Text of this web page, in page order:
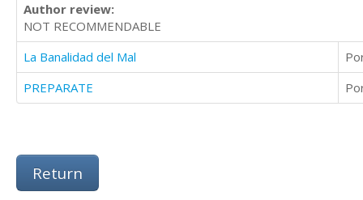
Author review:
NOT RECOMMENDABLE
La Banalidad del Mal
PREPARATE
Return